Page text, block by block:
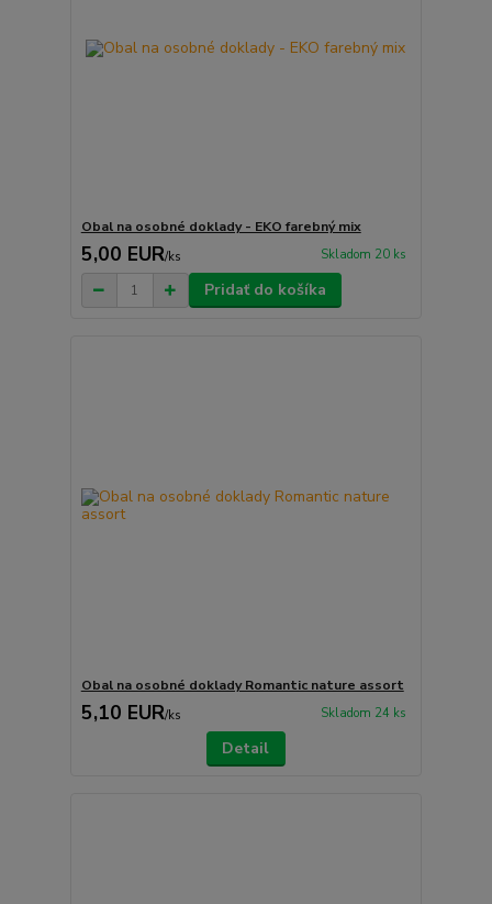
Obal na osobné doklady - EKO farebný mix
5,00 EUR/ks Skladom 20 ks
Pridať do košíka
Obal na osobné doklady Romantic nature assort
5,10 EUR/ks Skladom 24 ks
Detail